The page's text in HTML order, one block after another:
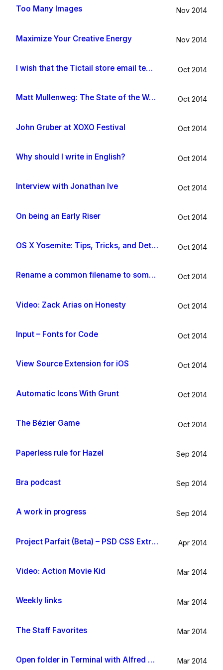
Too Many Images Nov 2014
Maximize Your Creative Energy Nov 2014
I wish that the Tictail store email template would be improved Oct 2014
Matt Mullenweg: The State of the Word 2014 Oct 2014
John Gruber at XOXO Festival Oct 2014
Why should I write in English? Oct 2014
Interview with Jonathan Ive Oct 2014
On being an Early Riser Oct 2014
OS X Yosemite: Tips, Tricks, and Details Oct 2014
Rename a common filename to something useful with Hazel app Oct 2014
Video: Zack Arias on Honesty Oct 2014
Input – Fonts for Code Oct 2014
View Source Extension for iOS Oct 2014
Automatic Icons With Grunt Oct 2014
The Bézier Game Oct 2014
Paperless rule for Hazel Sep 2014
Bra podcast Sep 2014
A work in progress Sep 2014
Project Parfait (Beta) – PSD CSS Extraction Apr 2014
Video: Action Movie Kid Mar 2014
Weekly links Mar 2014
The Staff Favorites Mar 2014
Open folder in Terminal with Alfred App Mar 2014